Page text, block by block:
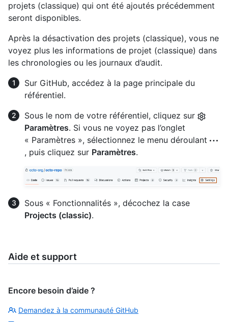
projets (classique) qui ont été ajoutés précédemment
seront disponibles.
Après la désactivation des projets (classique), vous ne
voyez plus les informations de projet (classique) dans
les chronologies ou les journaux d’audit.
Sur GitHub, accédez à la page principale du
référentiel.
Sous le nom de votre référentiel, cliquez sur
Paramètres. Si vous ne voyez pas l’onglet
« Paramètres », sélectionnez le menu déroulant
, puis cliquez sur Paramètres.
Sous « Fonctionnalités », décochez la case
Projects (classic).
Aide et support
Encore besoin d’aide ?
Demandez à la communauté GitHub